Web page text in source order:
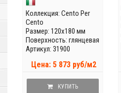
Коллекция: Cento Per
Cento
Размер: 120x180 мм
Поверхность: глянцевая
Артикул: 31900
Цена: 5 873 руб/м2
КУПИТЬ